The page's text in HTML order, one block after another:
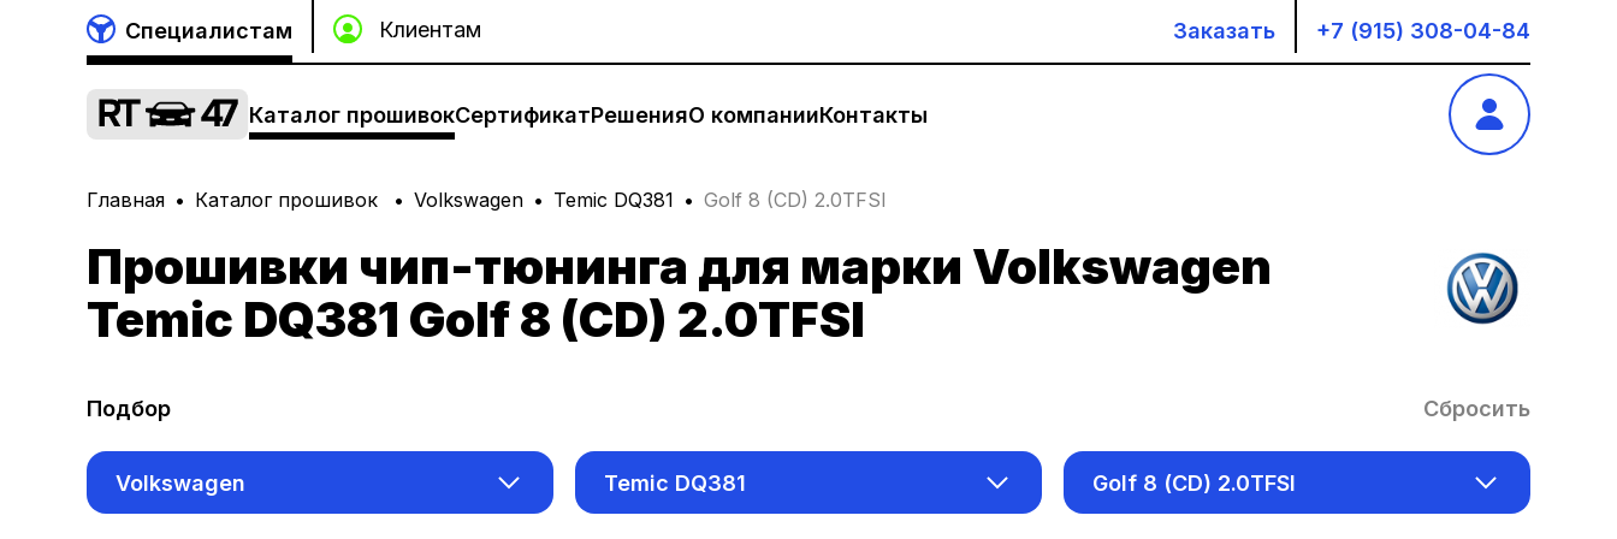
Специалистам Заказать +7 (915) 308-04-84
Каталог прошивокСертификатРешенияО компанииКонтакты
Главная Каталог прошивок Volkswagen Temic DQ381 Golf 8 (CD) 2.0TFSI
Прошивки чип-тюнинга для марки Volkswagen
Temic DQ381 Golf 8 (CD) 2.0TFSI
Подбор Сбросить
Volkswagen Temic DQ381 Golf 8 (CD) 2.0TFSI